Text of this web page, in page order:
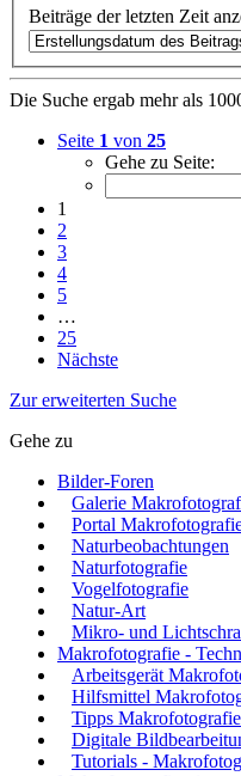
Beiträge der letzten Zeit
Die Suche ergab mehr als
Seite 1 von 25
Gehe zu Seite:
1
2
3
4
5
…
25
Nächste
Zur erweiterten Suche
Gehe zu
Bilder-Foren
Galerie
Portal
Naturbeobachtungen
Naturfotografie
Vogelfotografie
Natur-Art
Mikro- und
Makrofotografie -
Arbeitsgerät
Hilfsmittel
Tipps Makrofotografie
Digitale
Tutorials -